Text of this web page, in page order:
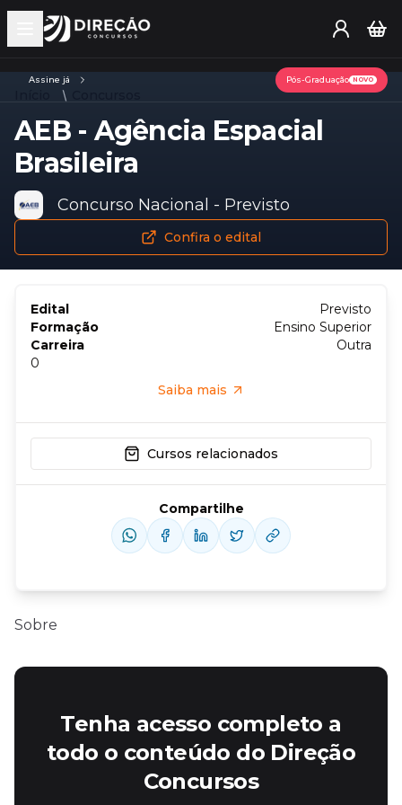
Open main menu
Assine já Pós-Graduação NOVO
AEB - Agência Espacial
Brasileira
Concurso Nacional - Previsto
Confira o edital
Sobre
Tenha acesso completo a
todo o conteúdo do Direção
Concursos
Edital
Previsto
Formação
Ensino Superior
Carreira
Outra
0
Saiba mais
Cursos relacionados
Compartilhe